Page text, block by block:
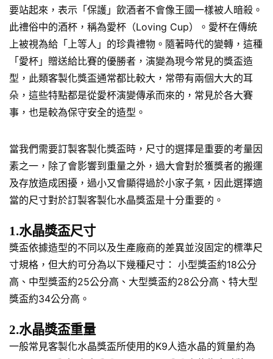
要站起來，表示「保護」飲酒者不會像王國一樣被人暗殺。
此禮俗中的酒杯，稱為愛杯（Loving Cup）。愛杯在傳統
上被視為給「上等人」的珍貴禮物。隨著時代的變轉，這種
「愛杯」贈送給比賽的優勝者，演變為現今常見的獎盃造
型，此類客製化獎盃通常都比較大，常帶有兩個大大的耳
朵，這些特點都是從愛杯演變傳承而來的，常見於各大賽
事，也是較為保守安全的造型。
當我們需要訂製客製化獎盃時，尺寸的選擇是重要的考量因
素之一，除了會影響到重量之外，過大會對於獲獎者的搬運
及存放造成困擾，過小又會顯得過於小家子氣，因此選擇適
當的尺寸對於訂製客製化水晶獎盃是十分重要的。
1.水晶獎盃尺寸
獎盃依據造型的不同以及生產廠商的差異並沒固定的標準尺
寸規格，但大約可分為以下幾種尺寸： 小型獎盃約18公分
高、中型獎盃約25公分高、大型獎盃約28公分高、特大型
獎盃約34公分高。
2.水晶獎盃重量
一般常見客製化水晶獎盃所使用的K9人造水晶的質量約為